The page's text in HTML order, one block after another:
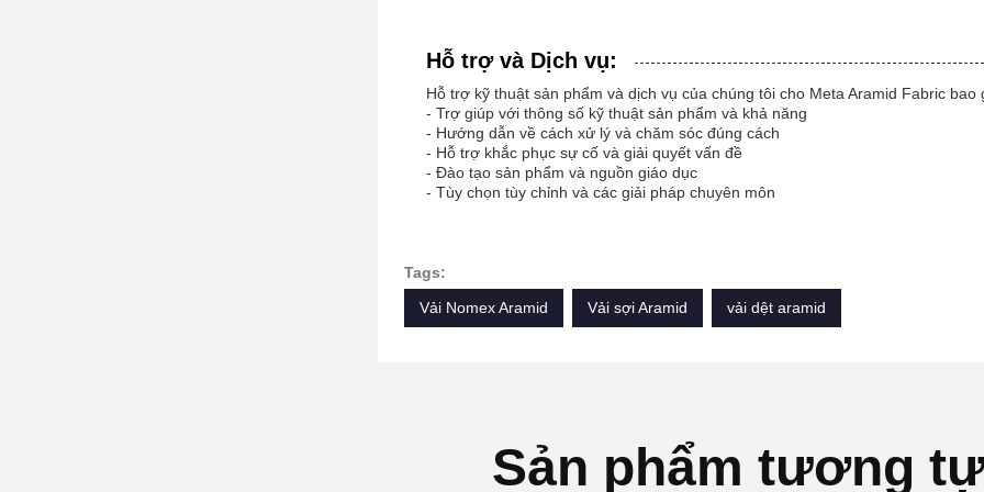
Hỗ trợ và Dịch vụ:
Hỗ trợ kỹ thuật sản phẩm và dịch vụ của chúng tôi cho Meta Aramid Fabric bao
- Trợ giúp với thông số kỹ thuật sản phẩm và khả năng
- Hướng dẫn về cách xử lý và chăm sóc đúng cách
- Hỗ trợ khắc phục sự cố và giải quyết vấn đề
- Đào tạo sản phẩm và nguồn giáo dục
- Tùy chọn tùy chỉnh và các giải pháp chuyên môn
Tags:
Vải Nomex Aramid
Vải sợi Aramid vải dệt aramid
Sản phẩm tương tự